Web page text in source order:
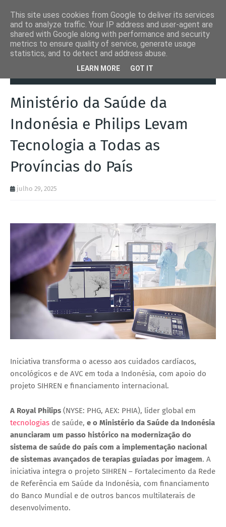
Automation Inside
Ministério da Saúde da Indonésia
Ministério da Saúde da
Indonésia e Philips Levam
Tecnologia a Todas as
Províncias do País
julho 29, 2025
Iniciativa transforma o acesso aos cuidados cardíacos,
oncológicos e de AVC em toda a Indonésia, com apoio do
projeto SIHREN e financiamento internacional.
A Royal Philips (NYSE: PHG, AEX: PHIA), líder global em
tecnologias de saúde, e o Ministério da Saúde da Indonésia
anunciaram um passo histórico na modernização do
sistema de saúde do país com a implementação nacional
de sistemas avançados de terapias guiadas por imagem. A
iniciativa integra o projeto SIHREN – Fortalecimento da Rede
de Referência em Saúde da Indonésia, com financiamento
do Banco Mundial e de outros bancos multilaterais de
desenvolvimento.
This site uses cookies from Google to deliver its services
and to analyze traffic. Your IP address and user-agent are
shared with Google along with performance and security
metrics to ensure quality of service, generate usage
statistics, and to detect and address abuse.
LEARN MORE GOT IT